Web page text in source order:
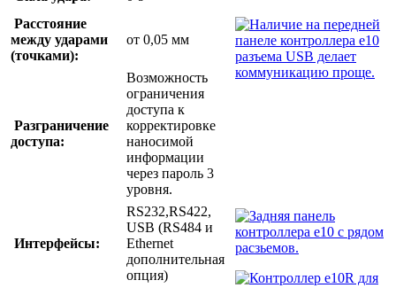
Расстояние
между ударами
(точками):
от 0,05 мм
Разграничение
доступа:
Возможность
ограничения
доступа к
корректировке
наносимой
информации
через пароль 3
уровня.
Интерфейсы:
RS232,RS422,
USB (RS484 и
Ethernet
дополнительная
опция)